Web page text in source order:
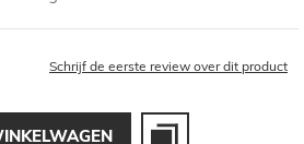
Schrijf de eerste review over dit product